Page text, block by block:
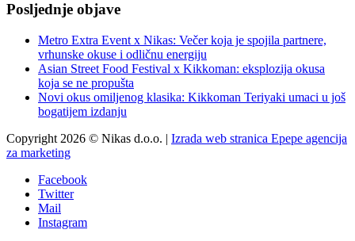
Posljednje objave
Metro Extra Event x Nikas: Večer koja je spojila partnere,
vrhunske okuse i odličnu energiju
Asian Street Food Festival x Kikkoman: eksplozija okusa
koja se ne propušta
Novi okus omiljenog klasika: Kikkoman Teriyaki umaci u još
bogatijem izdanju
Copyright 2026 © Nikas d.o.o. | Izrada web stranica Epepe agencija
za marketing
Facebook
Twitter
Mail
Instagram